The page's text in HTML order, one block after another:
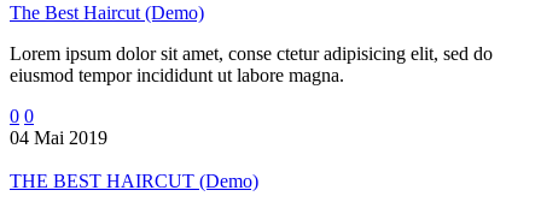
The Best Haircut (Demo)
Lorem ipsum dolor sit amet, conse ctetur adipisicing elit, sed do
eiusmod tempor incididunt ut labore magna.
0 0
04 Mai 2019
THE BEST HAIRCUT (Demo)